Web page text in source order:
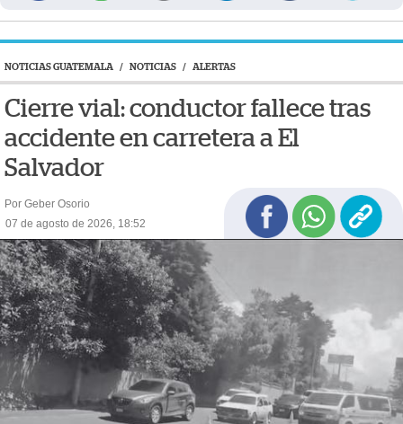
NOTICIAS GUATEMALA / NOTICIAS / ALERTAS
Cierre vial: conductor fallece tras
accidente en carretera a El
Salvador
Por Geber Osorio
07 de agosto de 2026, 18:52